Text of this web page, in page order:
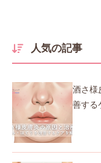
人気の記事
酒さ様
善する